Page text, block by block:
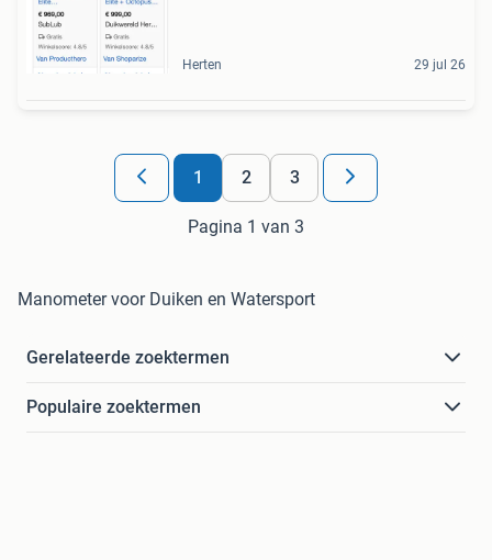
Herten 29 jul 26
1 2 3
Pagina 1 van 3
Manometer voor Duiken en Watersport
Gerelateerde zoektermen
Populaire zoektermen